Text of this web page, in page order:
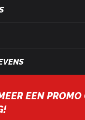
EEN PROMO